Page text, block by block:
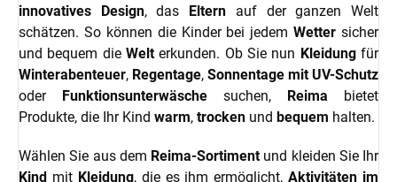
innovatives Design, das Eltern auf der ganzen Welt
schätzen. So können die Kinder bei jedemWetter sicher
und bequem die Welterkunden. Ob Sie nun Kleidungfür
Winterabenteuer, Regentage, Sonnentage mit UV-Schutz
oder
Funktionsunterwäsche suchen, Reima bietet
Produkte, die Ihr Kind warm, trocken und bequem halten.
Wählen Sie aus dem Reima-Sortimentund kleiden Sie Ihr
Kind mit Kleidung, die es ihm ermöglicht,Aktivitäten im